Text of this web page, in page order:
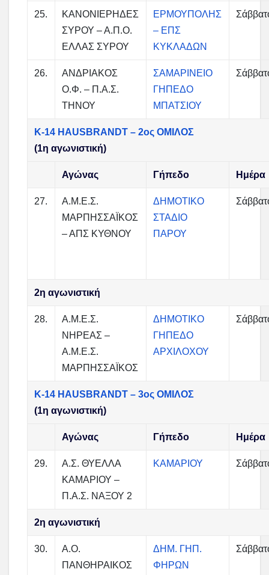
25.
ΚΑΝΟΝΙΕΡΗΔΕΣ
ΣΥΡΟΥ – Α.Π.Ο.
ΕΛΛΑΣ ΣΥΡΟΥ
ΕΡΜΟΥΠΟΛΗΣ
– ΕΠΣ
ΚΥΚΛΑΔΩΝ
26.
ΑΝΔΡΙΑΚΟΣ
Ο.Φ. – Π.Α.Σ.
ΤΗΝΟΥ
ΣΑΜΑΡΙΝΕΙΟ
ΓΗΠΕΔΟ
ΜΠΑΤΣΙΟΥ
Κ-14 HAUSBRANDT – 2ος ΟΜΙΛΟΣ
(1η αγωνιστική)
Αγώνας Γήπεδο Ημέρα
27.
Α.Μ.Ε.Σ.
ΜΑΡΠΗΣΣΑΪΚΟΣ
– ΑΠΣ ΚΥΘΝΟΥ
ΔΗΜΟΤΙΚΟ
ΣΤΑΔΙΟ
ΠΑΡΟΥ
2η αγωνιστική
28.
Α.Μ.Ε.Σ.
ΝΗΡΕΑΣ –
Α.Μ.Ε.Σ.
ΜΑΡΠΗΣΣΑΪΚΟΣ
ΔΗΜΟΤΙΚΟ
ΓΗΠΕΔΟ
ΑΡΧΙΛΟΧΟΥ
Κ-14 HAUSBRANDT – 3ος ΟΜΙΛΟΣ
(1η αγωνιστική)
Αγώνας Γήπεδο Ημέρα
29.
Α.Σ. ΘΥΕΛΛΑ
ΚΑΜΑΡΙΟΥ –
Π.Α.Σ. ΝΑΞΟΥ 2
ΚΑΜΑΡΙΟΥ
2η αγωνιστική
30.
Α.Ο.
ΠΑΝΘΗΡΑΙΚΟΣ
ΔΗΜ. ΓΗΠ.
ΦΗΡΩΝ